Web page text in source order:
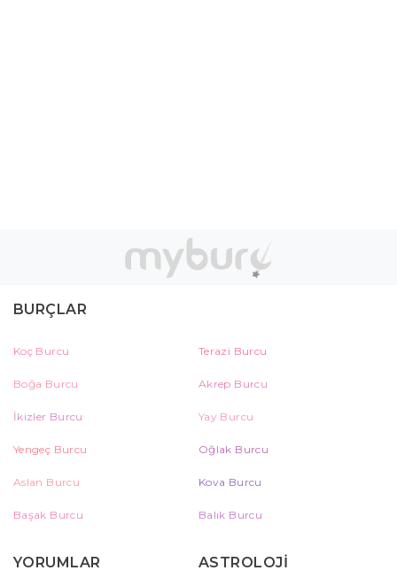
BURÇLAR
Koç Burcu Terazi Burcu
Boğa Burcu Akrep Burcu
İkizler Burcu Yay Burcu
Yengeç Burcu Oğlak Burcu
Aslan Burcu Kova Burcu
Başak Burcu Balık Burcu
YORUMLAR ASTROLOJİ